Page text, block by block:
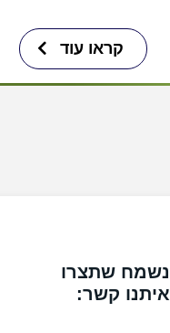
קראו עוד
נשמח שתצרו
איתנו קשר: